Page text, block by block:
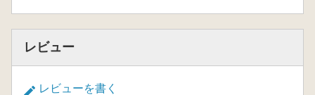
レビュー
レビューを書く